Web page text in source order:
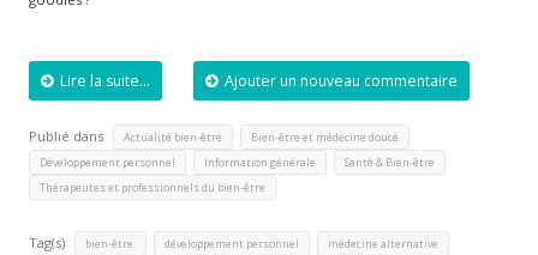
Lire la suite... Ajouter un nouveau commentaire
Publié dans Actualité bien-être Bien-être et médecine douce
Développement personnel Information générale Santé & Bien-être
Thérapeutes et professionnels du bien-être
Tag(s) bien-être. développement personnel médecine alternative